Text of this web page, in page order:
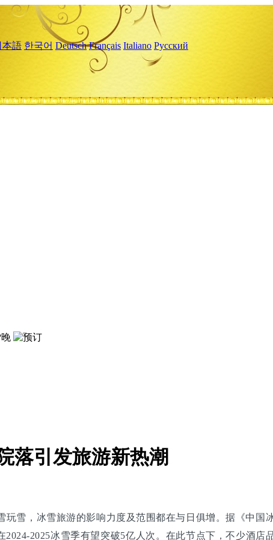
本語 한국어 Deutsch Français Italiano Русский
晚
落引发旅游新热潮
雪，冰雪旅游的影响力度及范围都在与日俱增。据《中国
2025冰雪季有望突破5亿人次。在此节点下，不少酒